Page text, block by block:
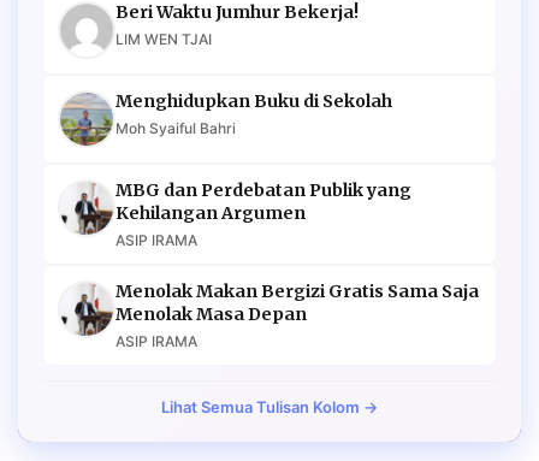
Beri Waktu Jumhur Bekerja!
LIM WEN TJAI
Menghidupkan Buku di Sekolah
Moh Syaiful Bahri
MBG dan Perdebatan Publik yang
Kehilangan Argumen
ASIP IRAMA
Menolak Makan Bergizi Gratis Sama Saja
Menolak Masa Depan
ASIP IRAMA
Lihat Semua Tulisan Kolom →